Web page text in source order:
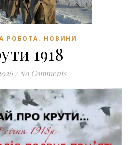
РОБОТА, НОВИНИ
1918
/ No Comments